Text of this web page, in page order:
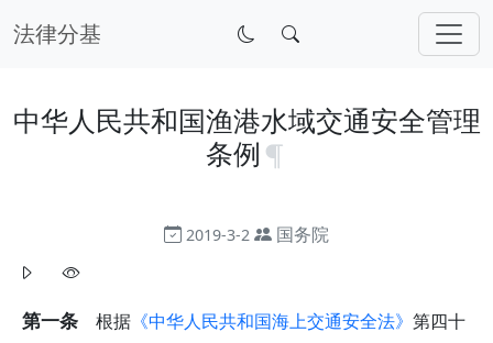
法律分基
中华人民共和国渔港水域交通安全管理
条例
2019-3-2 国务院
第一条 根据 《中华人民共和国海上交通安全法》 第四十